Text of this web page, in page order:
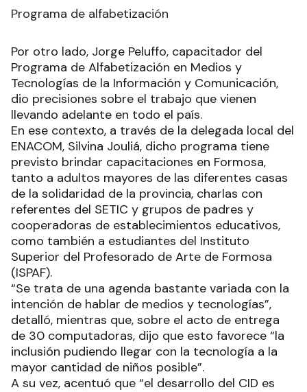
Programa de alfabetización
Por otro lado, Jorge Peluffo, capacitador del
Programa de Alfabetización en Medios y
Tecnologías de la Información y Comunicación,
dio precisiones sobre el trabajo que vienen
llevando adelante en todo el país.
En ese contexto, a través de la delegada local del
ENACOM, Silvina Jouliá, dicho programa tiene
previsto brindar capacitaciones en Formosa,
tanto a adultos mayores de las diferentes casas
de la solidaridad de la provincia, charlas con
referentes del SETIC y grupos de padres y
cooperadoras de establecimientos educativos,
como también a estudiantes del Instituto
Superior del Profesorado de Arte de Formosa
(ISPAF).
“Se trata de una agenda bastante variada con la
intención de hablar de medios y tecnologías”,
detalló, mientras que, sobre el acto de entrega
de 30 computadoras, dijo que esto favorece “la
inclusión pudiendo llegar con la tecnología a la
mayor cantidad de niños posible”.
A su vez, acentuó que “el desarrollo del CID es